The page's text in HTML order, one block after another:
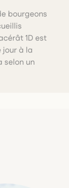
bourgeons
1D est
jour à la
selon un
la tradition
subtil
et la paix